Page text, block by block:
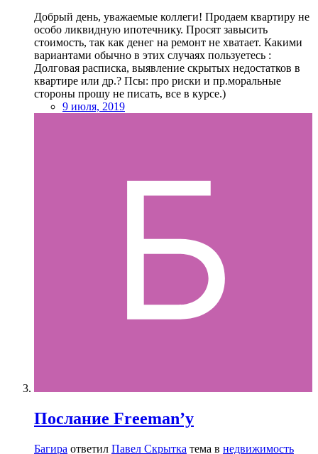
Добрый день, уважаемые коллеги! Продаем квартиру не
особо ликвидную ипотечнику. Просят завысить
стоимость, так как денег на ремонт не хватает. Какими
вариантами обычно в этих случаях пользуетесь :
Долговая расписка, выявление скрытых недостатков в
квартире или др.? Псы: про риски и пр.моральные
стороны прошу не писать, все в курсе.)
9 июля, 2019
Послание Freeman’y
Багира ответил Павел Скрытка тема в недвижимость